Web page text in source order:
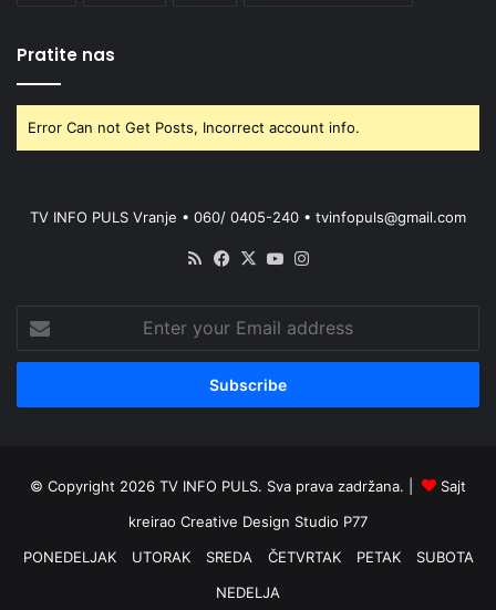
Pratite nas
Error Can not Get Posts, Incorrect account info.
TV INFO PULS Vranje • 060/ 0405-240 • tvinfopuls@gmail.com
RSS Facebook
X YouTube
your
Email
© Copyright 2026 TV INFO PULS. Sva prava zadržana. |
Sajt
kreirao Creative Design Studio P77
PONEDELJAK
UTORAK SREDA ČETVRTAK PETAK
SUBOTA
NEDELJA